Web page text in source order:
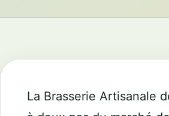
La Brasserie Artisanale